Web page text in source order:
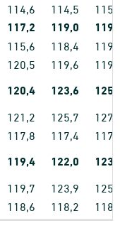
114,6 114,5
117,2 119,0
115,6 118,4
120,5 119,6
120,4 123,6
121,2 125,7
117,8 117,4
119,4 122,0
119,7 123,9
118,6 118,2